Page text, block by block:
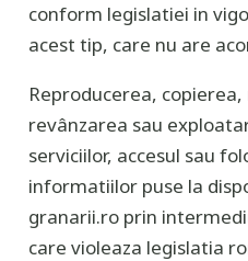
conform legislatiei in
acest tip, care nu are
Reproducerea,
revânzarea sau
serviciilor, accesul sau
informatiilor puse la
granarii.ro prin
care violeaza legislatia